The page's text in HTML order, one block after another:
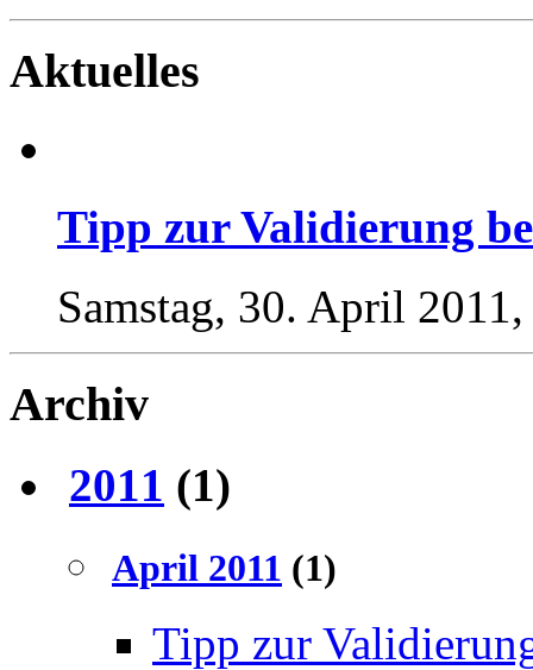
Aktuelles
Tipp zur Validierung
Samstag, 30. April
Archiv
2011 (1)
April 2011 (1)
Tipp zur